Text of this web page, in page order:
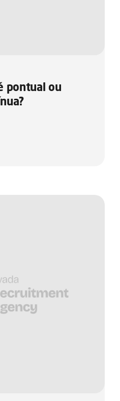
pontual ou